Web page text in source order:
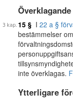
Överklagande
15 § I 22 a §
bestämmelser
inte överklagas.
Ytterligare